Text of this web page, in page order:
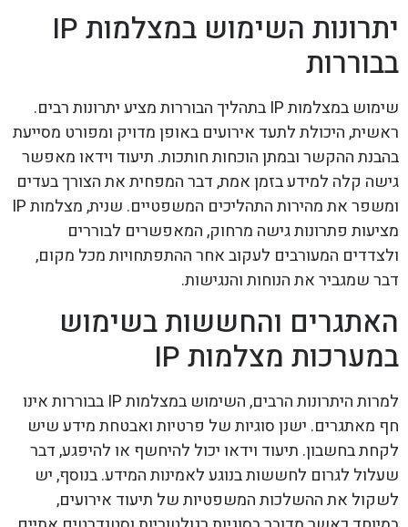
יתרונות השימוש במצלמות IP
בבוררות
שימוש במצלמות IP בתהליך הבוררות מציע יתרונות רבים.
ראשית, היכולת לתעד אירועים באופן מדויק ומפורט מסייעת
בהבנת ההקשר ובמתן הוכחות חותכות. תיעוד וידאו מאפשר
גישה קלה למידע בזמן אמת, דבר המפחית את הצורך בעדים
ומשפר את מהירות התהליכים המשפטיים. שנית, מצלמות IP
מציעות פתרונות גישה מרחוק, המאפשרים לבוררים
ולצדדים המעורבים לעקוב אחר ההתפתחויות מכל מקום,
דבר שמגביר את הנוחות והנגישות.
האתגרים והחששות בשימוש
במערכות מצלמות IP
למרות היתרונות הרבים, השימוש במצלמות IP בבוררות אינו
חף מאתגרים. ישנן סוגיות של פרטיות ואבטחת מידע שיש
לקחת בחשבון. תיעוד וידאו יכול להיחשף או להיפגע, דבר
שעלול לגרום לחששות בנוגע לאמינות המידע. בנוסף, יש
לשקול את ההשלכות המשפטיות של תיעוד אירועים,